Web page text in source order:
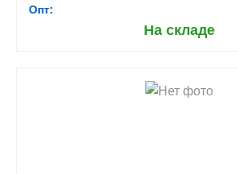
Опт:
На складе
shopping_cart В